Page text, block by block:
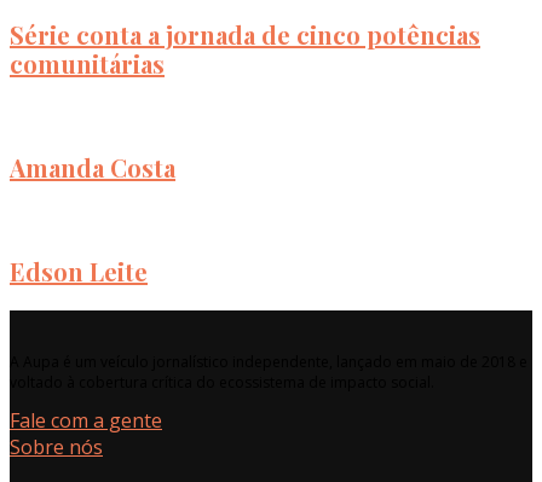
Série conta a jornada de cinco potências
comunitárias
Amanda Costa
Edson Leite
Fale com a gente
Sobre nós